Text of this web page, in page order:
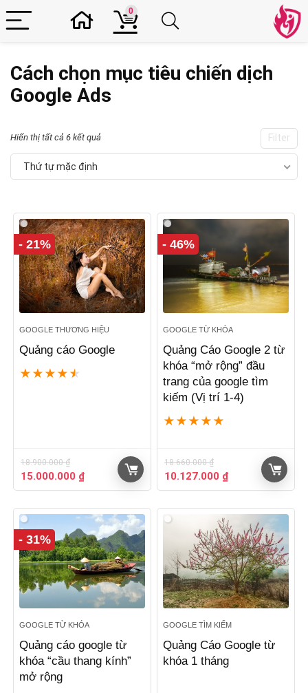
0
Cách chọn mục tiêu chiến dịch
Google Ads
Filter
Hiển thị tất cả 6 kết quả
Thứ tự mặc định
- 21%
GOOGLE THƯƠNG HIỆU
Quảng cáo Google
★ ★ ★ ★ ★
18.900.000₫
Giá
gốc
18.900.000 ₫.
15.000.000 ₫Giá
hiện
là:
15.000.000 ₫.
- 46%
GOOGLE TỪ KHÓA
Quảng Cáo Google 2 từ
khóa “mở rộng” đầu
trang của google tìm
kiếm (Vị trí 1-4)
★ ★ ★ ★ ★
18.660.000₫
Giá
gốc
18.660.000 ₫.
10.127.000 ₫Giá
hiện
là:
10.127.000 ₫.
- 31%
GOOGLE TỪ KHÓA
Quảng cáo google từ
khóa “cầu thang kính”
mở rộng
GOOGLE TÌM KIẾM
Quảng Cáo Google từ
khóa 1 tháng